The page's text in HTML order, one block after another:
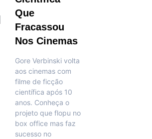
Que
Fracassou
Nos Cinemas
Gore Verbinski volta
aos cinemas com
filme de ficção
científica após 10
anos. Conheça o
projeto que flopu no
box office mas faz
sucesso no